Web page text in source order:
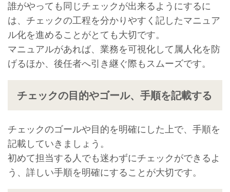
誰がやっても同じチェックが出来るようにするに
は、チェックの工程を分かりやすく記したマニュア
ル化を進めることがとても大切です。
マニュアルがあれば、業務を可視化して属人化を防
げるほか、後任者へ引き継ぐ際もスムーズです。
チェックの目的やゴール、手順を記載する
チェックのゴールや目的を明確にした上で、手順を
記載していきましょう。
初めて担当する人でも迷わずにチェックができるよ
う、詳しい手順を明確にすることが大切です。